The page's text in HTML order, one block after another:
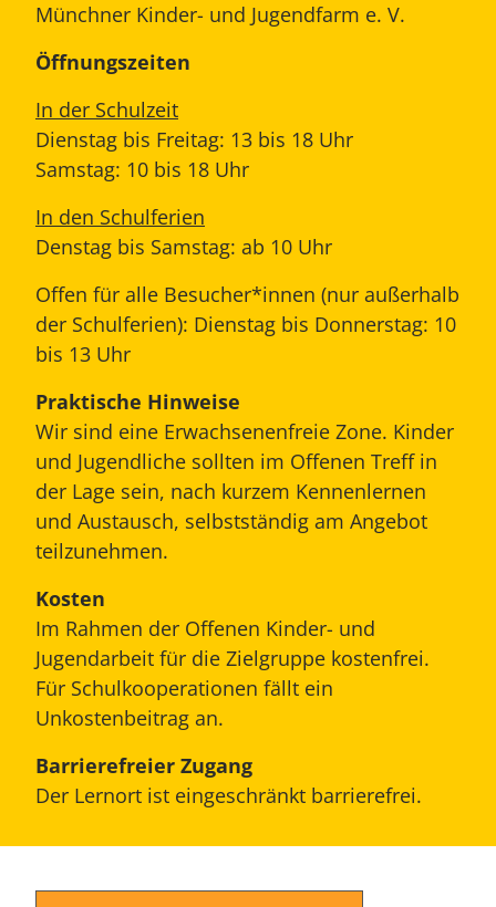
Münchner Kinder- und Jugendfarm e. V.
Öffnungszeiten
In der Schulzeit
Dienstag bis Freitag: 13 bis 18 Uhr
Samstag: 10 bis 18 Uhr
In den Schulferien
Denstag bis Samstag: ab 10 Uhr
Offen für alle Besucher*innen (nur außerhalb
der Schulferien): Dienstag bis Donnerstag: 10
bis 13 Uhr
Praktische Hinweise
Wir sind eine Erwachsenenfreie Zone. Kinder
und Jugendliche sollten im Offenen Treff in
der Lage sein, nach kurzem Kennenlernen
und Austausch, selbstständig am Angebot
teilzunehmen.
Kosten
Im Rahmen der Offenen Kinder- und
Jugendarbeit für die Zielgruppe kostenfrei.
Für Schulkooperationen fällt ein
Unkostenbeitrag an.
Barrierefreier Zugang
Der Lernort ist eingeschränkt barrierefrei.